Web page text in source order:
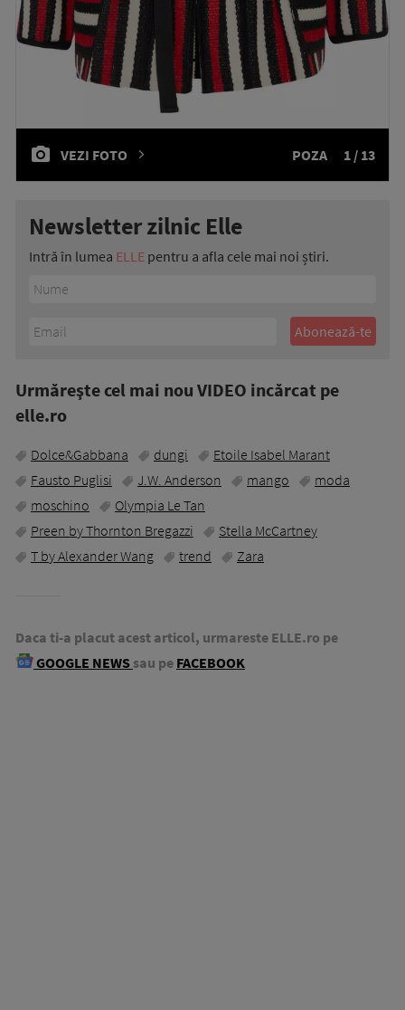
VEZI FOTO POZA 1 / 13
Newsletter zilnic Elle
Intră în lumea ELLE pentru a afla cele mai noi știri.
Urmăreşte cel mai nou VIDEO incărcat pe
elle.ro
Dolce&Gabbana dungi
Etoile Isabel Marant
Fausto Puglisi
J.W. Anderson mango
moda
moschino
Olympia Le Tan
Preen by Thornton Bregazzi
Stella McCartney
T by Alexander Wang
trend Zara
Daca ti-a placut acest articol, urmareste ELLE.ro pe
GOOGLE NEWS sau pe FACEBOOK